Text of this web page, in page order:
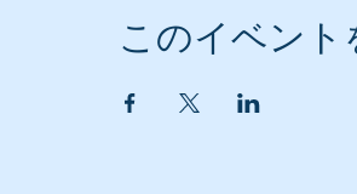
このイベント